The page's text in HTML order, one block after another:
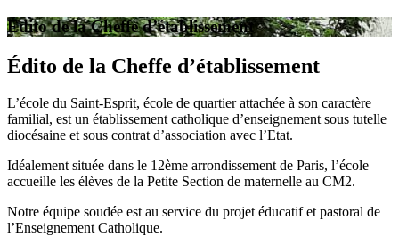
Édito de la Cheffe d’établissement
Édito de la Cheffe d’établissement
L’école du Saint-Esprit, école de quartier attachée à son caractère
familial, est un établissement catholique d’enseignement sous tutelle
diocésaine et sous contrat d’association avec l’Etat.
Idéalement située dans le 12ème arrondissement de Paris, l’école
accueille les élèves de la Petite Section de maternelle au CM2.
Notre équipe soudée est au service du projet éducatif et pastoral de
l’Enseignement Catholique.